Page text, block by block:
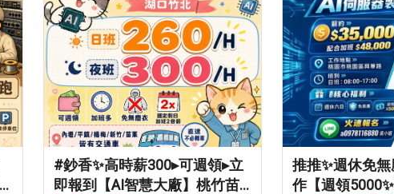
#鈔香✨高時薪300▸可週領▸立
即報到【AI智慧大廠】桃竹苗
推推✨週休免
作【週領